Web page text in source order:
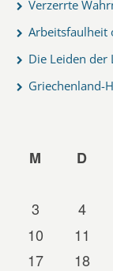
Verzerrte
Arbeitsfaulheit
Die Leiden der
Griechenland-
M
D
3
4
10
11
17
18